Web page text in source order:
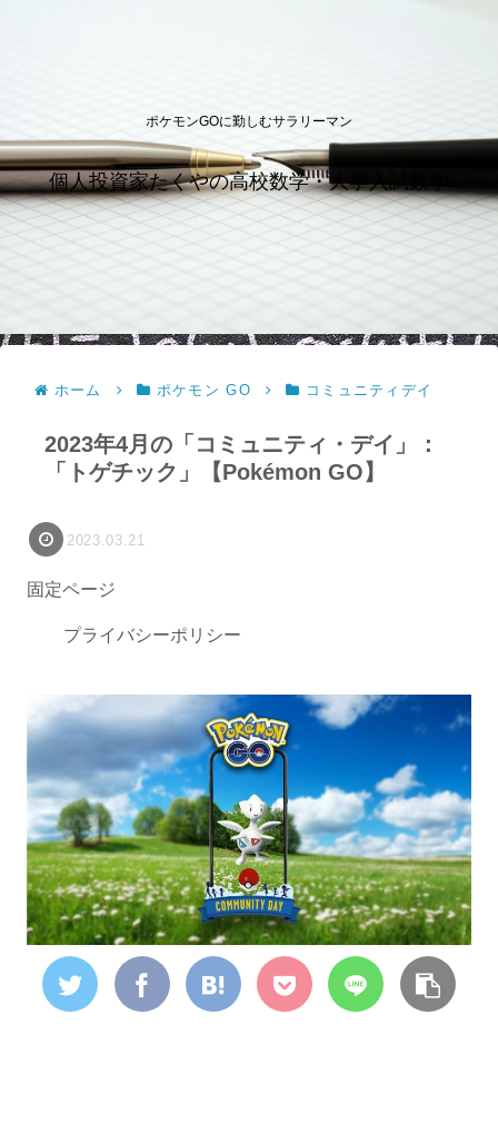
ポケモンGOに勤しむサラリーマン
個人投資家たくやの高校数学・大学入試数学
ホーム ポケモン GO コミュニティデイ
2023年4月の「コミュニティ・デイ」：
「トゲチック」【Pokémon GO】
2023.03.21
固定ページ
プライバシーポリシー